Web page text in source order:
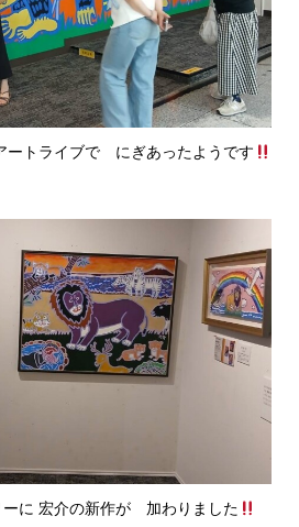
トライブで にぎあったようです
に 宏介の新作が 加わりました